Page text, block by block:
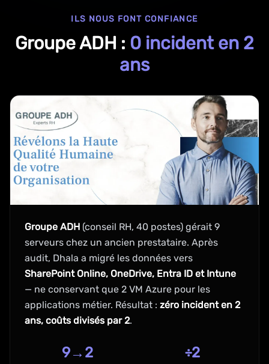
ILS NOUS FONT CONFIANCE
Groupe ADH : 0 incident en 2
ans
Groupe ADH (conseil RH, 40 postes) gérait 9
serveurs chez un ancien prestataire. Après
audit, Dhala a migré les données vers
SharePoint Online, OneDrive, Entra ID et Intune
— ne conservant que 2 VM Azure pour les
applications métier. Résultat : zéro incident en 2
ans, coûts divisés par 2.
9→2 ÷2